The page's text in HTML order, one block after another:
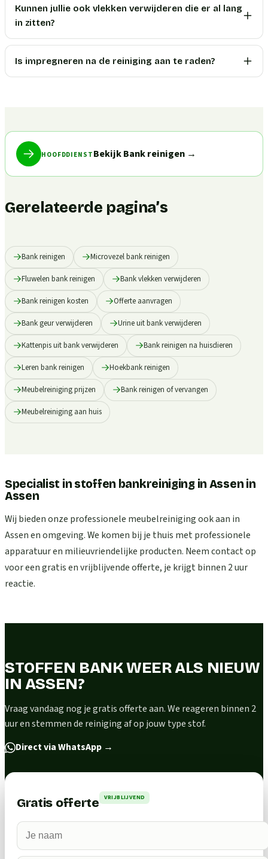
Kunnen jullie ook vlekken verwijderen die er al lang
in zitten?
Is impregneren na de reiniging aan te raden?
HOOFDDIENST Bekijk Bank reinigen→
Gerelateerde pagina’s
Bank reinigen Microvezel bank reinigen
Fluwelen bank reinigen Bank vlekken verwijderen
Bank reinigen kosten Offerte aanvragen
Bank geur verwijderen Urine uit bank verwijderen
Kattenpis uit bank verwijderen Bank reinigen na huisdieren
Leren bank reinigen Hoekbank reinigen
Meubelreiniging prijzen Bank reinigen of vervangen
Meubelreiniging aan huis
Specialist in stoffen bankreiniging in Assenin
Assen
Wij bieden onze professionele meubelreiniging ook aan in
Assen en omgeving. We komen bij je thuis met professionele
apparatuur en milieuvriendelijke producten. Neem contact op
voor een gratis en vrijblijvende offerte, je krijgt binnen 2 uur
reactie.
STOFFEN BANK WEER ALS NIEUW
IN ASSEN?
Vraag vandaag nog je gratis offerte aan. We reageren binnen 2
uur en stemmen de reiniging af op jouw type stof.
Direct via WhatsApp →
Gratis offerte VRIJBLIJVEND